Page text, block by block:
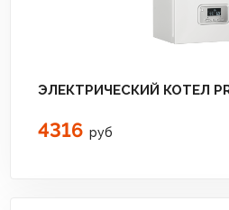
ЭЛЕКТРИЧЕСКИЙ КОТЕЛ
4316 руб